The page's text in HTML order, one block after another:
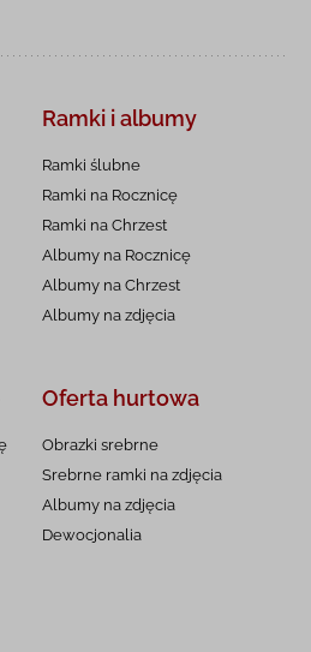
Ramki i albumy
Ramki ślubne
Ramki na Rocznicę
Ramki na Chrzest
Albumy na Rocznicę
Albumy na Chrzest
Albumy na zdjęcia
Oferta hurtowa
Obrazki srebrne
Srebrne ramki na zdjęcia
Albumy na zdjęcia
Dewocjonalia